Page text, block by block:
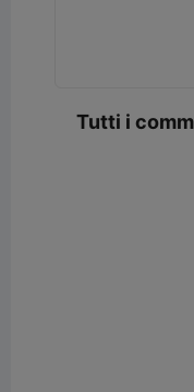
Tutti i